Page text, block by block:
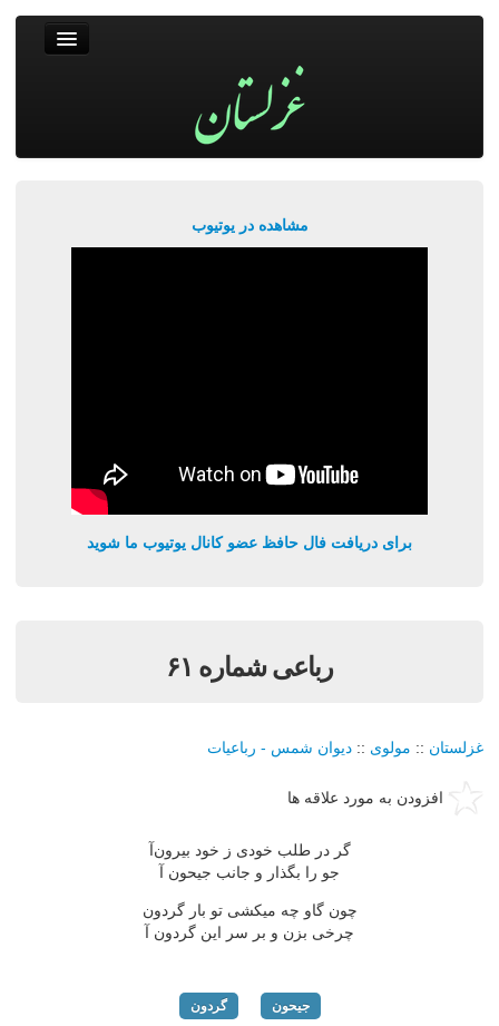
مشاهده در یوتیوب
برای دریافت فال حافظ عضو کانال یوتیوب ما شوید
رباعی شماره ۶۱
غزلستان :: مولوی :: دیوان شمس - رباعیات
افزودن به مورد علاقه ها
گر در طلب خودی ز خود بیرون‌آ
جو را بگذار و جانب جیحون آ
چون گاو چه میکشی تو بار گردون
چرخی بزن و بر سر این گردون آ
جیحون گردون